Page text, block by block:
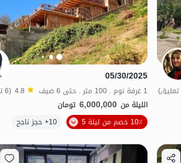
الموقع على الخريطة
الموقع على الخريطة
05/30/2025
1 غرفة نوم . 100 متر . حتى 6 ضيف 4.8 (6 تعليق)
الليلة من 6,000,000 تومان
10٪ خصم من ليلة 5
10+ حجز ناجح